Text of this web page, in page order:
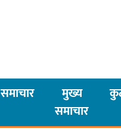
समाचार
मुख्य
समाचार